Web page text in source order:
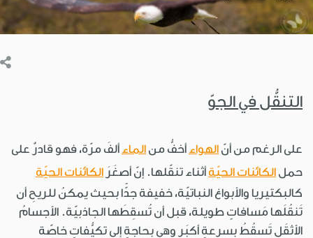
التنقُّل في الجوّ
على الرغم من أنّ الهواء أخفُّ من الماء ألفَ مرّة، فهو قادرٌ على
حمل الكائنات الحيّة أثناء تنقّلها. إنّ أصغَرَ الكائنات الحيّة
كالبكتيريا والأبواغ النباتيّة، خفيفة جدًّا بحيث يمكنُ للريحِ أن
تَنقُلَها مَسافاتٍ طويلة، قبل أن تُسقِطَها الجاذبيّة. الأجسامُ
الأثقَل تَسقُطُ بسرعةٍ أكبَر وهي بحاجةٍ إلى تكيُّفاتٍ خاصّة